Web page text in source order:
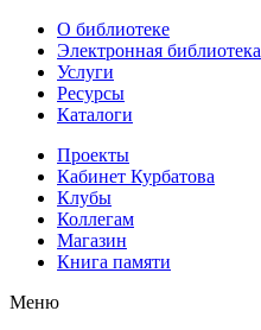
О библиотеке
Электронная библиотека
Услуги
Ресурсы
Каталоги
Проекты
Кабинет Курбатова
Клубы
Коллегам
Магазин
Книга памяти
Меню